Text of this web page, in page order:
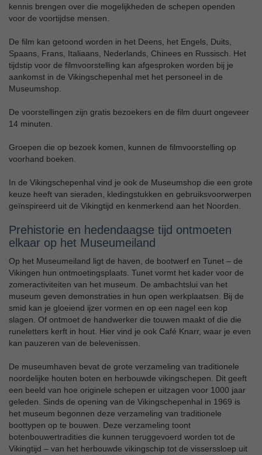
kennis brengen over die mogelijkheden de schepen openden
voor de voortijdse mensen.
De film kan getoond worden in het Deens, het Engels, Duits,
Spaans, Frans, Italiaans, Nederlands, Chinees en Russisch. Het
tijdstip voor de filmvoorstelling kan afgesproken worden bij je
aankomst in de Vikingschepenhal met het personeel in de
Museumshop.
De voorstellingen zijn gratis bezoekers en de film duurt ongeveer
14 minuten.
Groepen die op bezoek komen, kunnen de filmvoorstelling op
voorhand boeken.
In de Vikingschepenhal vind je ook de Museumshop die een grote
keuze heeft van sieraden, kledingstukken en gebruiksvoorwerpen
geïnspireerd uit de Vikingtijd en kenmerkend aan het Noorden.
Prehistorie en hedendaagse tijd ontmoeten
elkaar op het Museumeiland
Op het Museumeiland ligt de haven, de bootwerf en Tunet – de
Vikingen hun ontmoetingsplaats. Tunet vormt het kader voor de
zomeractiviteiten van het museum. De ambachtslui van het
museum geven demonstraties in hun open werkplaatsen. Bij de
smid kan je gloeiend ijzer vormen en op een nagel een kop
slagen. Of ontmoet de handwerker die touwen maakt of die die
runeletters kerft in hout. Hier vind je ook Café Knarr, waar je even
kan pauzeren van de belevenissen.
De museumhaven bevat de grote verzameling van traditionele
noordelijke houten boten en herbouwde vikingschepen. Dit geeft
een beeld van hoe originele schepen er uitzagen voor 1000 jaar
geleden. Sinds de opening van de Vikingschepenhal in 1969 is
het museum begonnen deze verzameling van traditionele
boottypen op te bouwen. Deze verzameling toont
botenbouwertradities die kunnen teruggevoerd worden tot de
Vikingtijd – van het herbouwde vikingschip tot de visserssloep uit